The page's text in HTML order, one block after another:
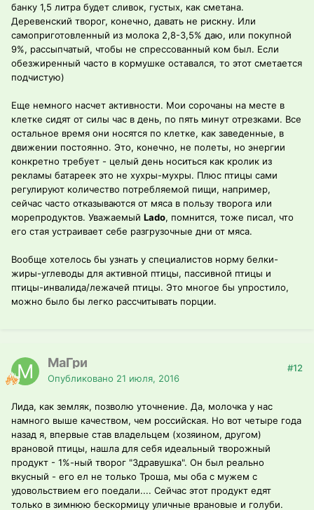
банку 1,5 литра будет сливок, густых, как сметана.
Деревенский творог, конечно, давать не рискну. Или
самоприготовленный из молока 2,8-3,5% даю, или покупной
9%, рассыпчатый, чтобы не спрессованный ком был. Если
обезжиренный часто в кормушке оставался, то этот сметается
подчистую)
Еще немного насчет активности. Мои сорочаны на месте в
клетке сидят от силы час в день, по пять минут отрезками. Все
остальное время они носятся по клетке, как заведенные, в
движении постоянно. Это, конечно, не полеты, но энергии
конкретно требует - целый день носиться как кролик из
рекламы батареек это не хухры-мухры. Плюс птицы сами
регулируют количество потребляемой пищи, например,
сейчас часто отказываются от мяса в пользу творога или
морепродуктов. Уважаемый Lado, помнится, тоже писал, что
его стая устраивает себе разгрузочные дни от мяса.
Вообще хотелось бы узнать у специалистов норму белки-
жиры-углеводы для активной птицы, пассивной птицы и
птицы-инвалида/лежачей птицы. Это многое бы упростило,
можно было бы легко рассчитывать порции.
МаГри
Опубликовано 21 июля, 2016
#12
Лида, как земляк, позволю уточнение. Да, молочка у нас
намного выше качеством, чем российская. Но вот четыре года
назад я, впервые став владельцем (хозяином, другом)
врановой птицы, нашла для себя идеальный творожный
продукт - 1%-ный творог "Здравушка". Он был реально
вкусный - его ел не только Троша, мы оба с мужем с
удовольствием его поедали.... Сейчас этот продукт едят
только в зимнюю бескормицу уличные врановые и голуби.